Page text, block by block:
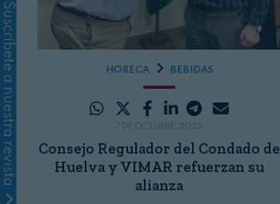
HORECA BEBIDAS
7 DE OCTUBRE, 2025
Consejo Regulador del Condado de
Huelva y VIMAR refuerzan su
alianza
Suscríbete a nuestra revista